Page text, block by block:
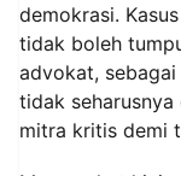
demokrasi.
tidak boleh
advokat,
tidak
mitra kritis demi